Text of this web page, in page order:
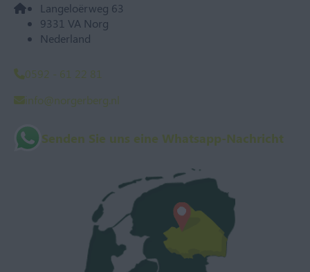
Langeloërweg 63
9331 VA Norg
Nederland
0592 - 61 22 81
info@norgerberg.nl
Senden Sie uns eine Whatsapp-Nachricht